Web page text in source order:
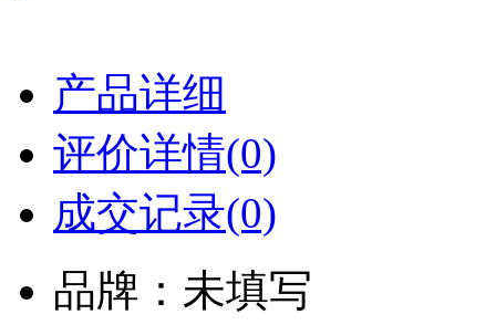
产品详细
评价详情(0)
成交记录(0)
品牌：未填写